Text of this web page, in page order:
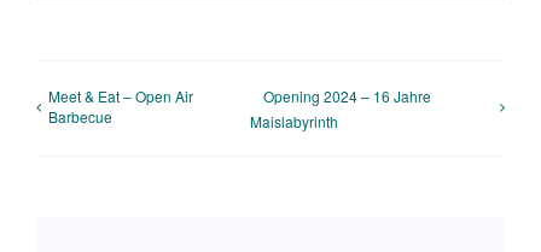
Meet & Eat – Open Air
Barbecue
Opening 2024 – 16 Jahre
Maislabyrinth